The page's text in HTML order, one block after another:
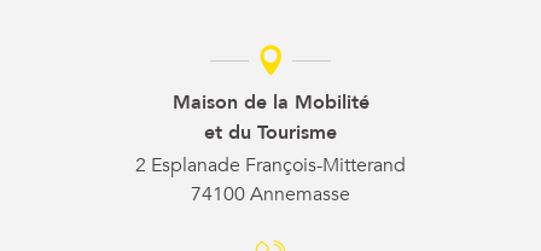
Maison de la Mobilité
et du Tourisme
2 Esplanade François-Mitterand
74100 Annemasse